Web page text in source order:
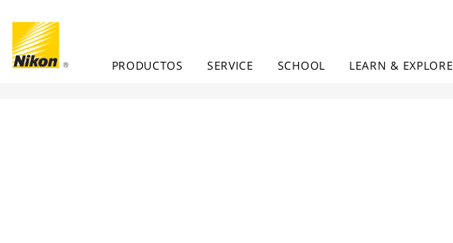
PRODUCTOS SERVICE SCHOOL LEARN & EXPLORE